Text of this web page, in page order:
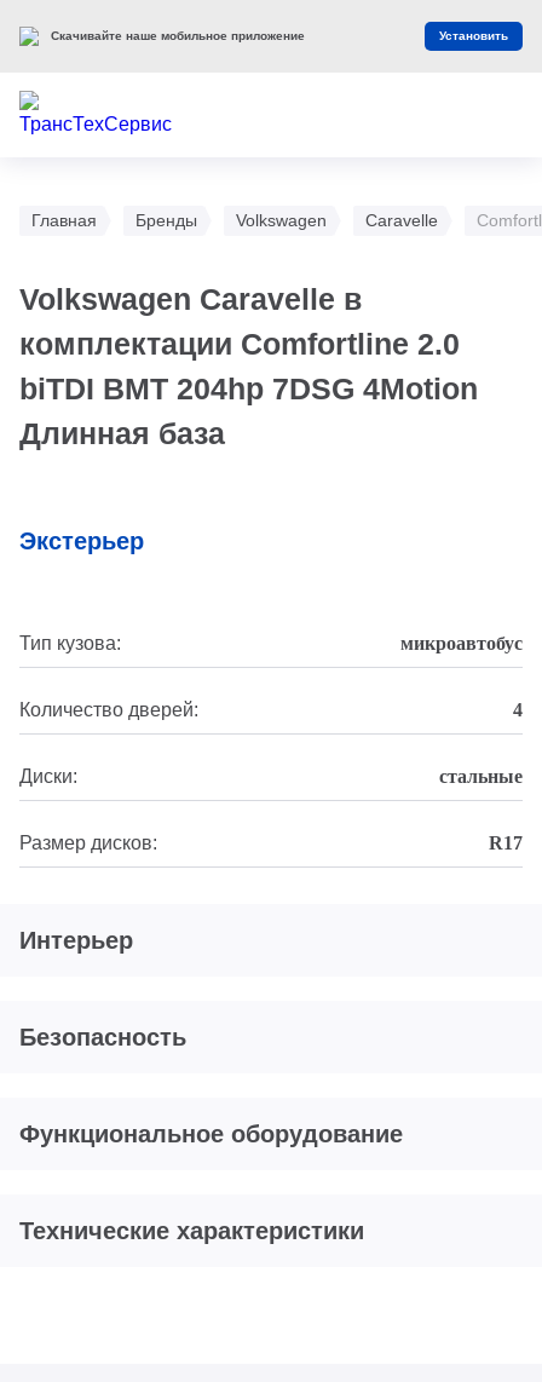
Главная Бренды Volkswagen Caravelle
Volkswagen Caravelle в
комплектации Comfortline 2.0
biTDI BMT 204hp 7DSG 4Motion
Длинная база
Экстерьер
Тип кузова: микроавтобус
Количество дверей: 4
Диски: стальные
Размер дисков: R17
Интерьер
Безопасность
Функциональное оборудование
Технические характеристики
Скачивайте наше мобильное приложение Установить